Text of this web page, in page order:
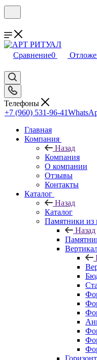
Сравнение0
Телефоны
+7 (960) 531-96-41
Главная
Компания
Назад
Компания
О компании
Отзывы
Контакты
Каталог
Назад
Каталог
Памятники из
Назад